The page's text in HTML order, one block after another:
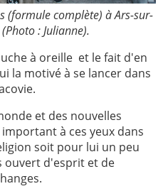
(formule complète) à Ars-sur-
(Photo : Julianne).
à oreille et le fait d'en
la motivé à se lancer dans
et des nouvelles
à ces yeux dans
soit pour lui un peu
ouvert d'esprit et de